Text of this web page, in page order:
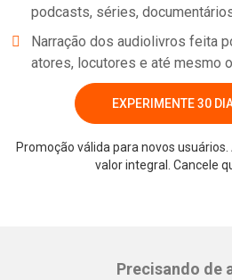
podcasts, séries,
Narração dos audiolivros feita
atores, locutores e até mesmo
EXPERIMENTE 30
Promoção válida para novos
valor integral. Cancele
Precisando de
Whatsapp